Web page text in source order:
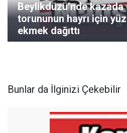
Beylikdüzü’nde kazada
torununun hayrı için
ekmek dağıttı
Bunlar da İlginizi Çekebilir